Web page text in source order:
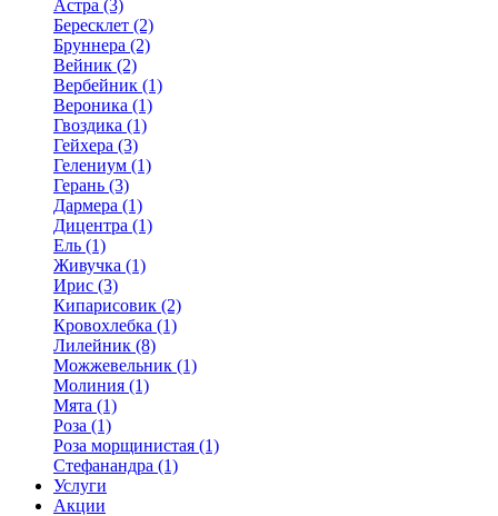
Астра (3)
Бересклет (2)
Бруннера (2)
Вейник (2)
Вербейник (1)
Вероника (1)
Гвоздика (1)
Гейхера (3)
Гелениум (1)
Герань (3)
Дармера (1)
Дицентра (1)
Ель (1)
Живучка (1)
Ирис (3)
Кипарисовик (2)
Кровохлебка (1)
Лилейник (8)
Можжевельник (1)
Молиния (1)
Мята (1)
Роза (1)
Роза морщинистая (1)
Стефанандра (1)
Услуги
Акции